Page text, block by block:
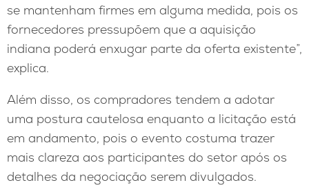
se mantenham firmes em alguma medida, pois os
fornecedores pressupõem que a aquisição
indiana poderá enxugar parte da oferta existente”,
explica.
Além disso, os compradores tendem a adotar
uma postura cautelosa enquanto a licitação está
em andamento, pois o evento costuma trazer
mais clareza aos participantes do setor após os
detalhes da negociação serem divulgados.